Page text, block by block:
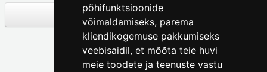
põhifunktsioonide
võimaldamiseks, parema
kliendikogemuse pakkumiseks
veebisaidil, et mõõta teie huvi
meie toodete ja teenuste vastu
(+372) 601 7057
mm@linnamuuseum.ee